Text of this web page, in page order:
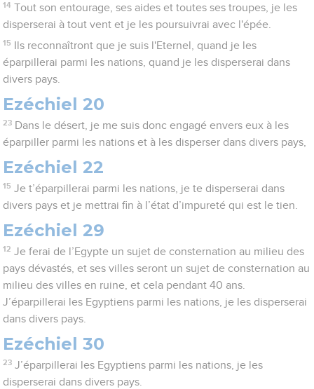
14 Tout son entourage, ses aides et toutes ses troupes, je les
disperserai à tout vent et je les poursuivrai avec l'épée.
15
Ils reconnaîtront que je suis l'Eternel, quand je les
éparpillerai parmi les nations, quand je les disperserai dans
divers pays.
Ezéchiel 20
23 Dans le désert, je me suis donc engagé envers eux à les
éparpiller parmi les nations et à les disperser dans divers pays,
Ezéchiel 22
15 Je t’éparpillerai parmi les nations, je te disperserai dans
divers pays et je mettrai fin à l’état d’impureté qui est le tien.
Ezéchiel 29
12 Je ferai de l’Egypte un sujet de consternation au milieu des
pays dévastés, et ses villes seront un sujet de consternation au
milieu des villes en ruine, et cela pendant 40 ans.
J’éparpillerai les Egyptiens parmi les nations, je les disperserai
dans divers pays.
Ezéchiel 30
23 J’éparpillerai les Egyptiens parmi les nations, je les
disperserai dans divers pays.